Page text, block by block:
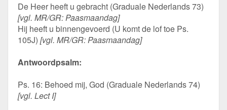
De Heer heeft u gebracht (Graduale Nederlands 73)
[vgl. MR/GR: Paasmaandag]
Hij heeft u binnengevoerd (U komt de lof toe Ps.
105J) [vgl. MR/GR: Paasmaandag]
Antwoordpsalm:
Ps. 16: Behoed mij, God (Graduale Nederlands 74)
[vgl. Lect I]